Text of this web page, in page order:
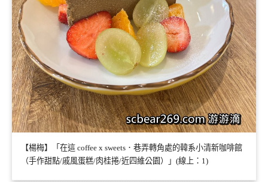
【楊梅】「在這 coffee x sweets．巷弄轉角處的韓系小清新咖啡館
（手作甜點/戚風蛋糕/肉桂捲/近四維公園）」(線上：1)